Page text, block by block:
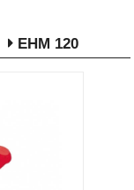
EHM 120